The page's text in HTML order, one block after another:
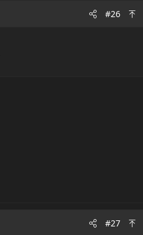
#26
#27